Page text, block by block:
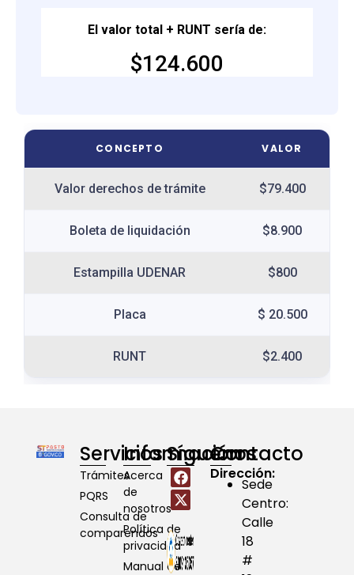
El valor total + RUNT sería de:
$124.600
CONCEPTO VALOR
Valor derechos de trámite $79.400
Boleta de liquidación $8.900
Estampilla UDENAR $800
Placa $ 20.500
RUNT $2.400
Servicios
Trámites
PQRS
Consulta de
comparendos
Información
Acerca
de
nosotros
Política de
privacidad
Manual de
SíguenosContacto
Dirección:
Sede
Centro:
Calle
18
#